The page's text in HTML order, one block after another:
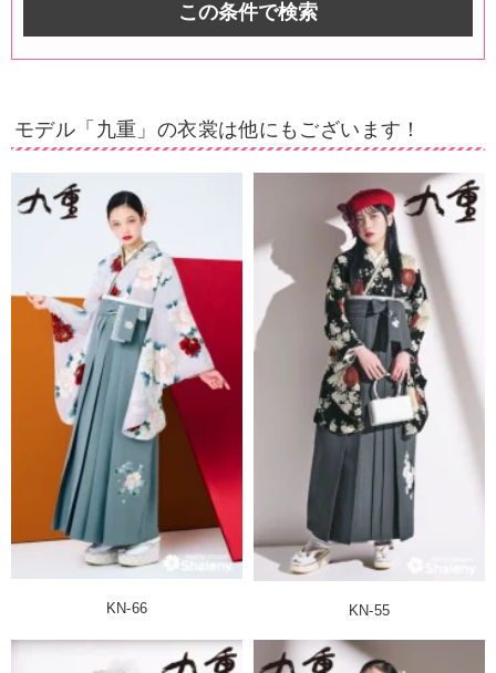
この条件で検索
モデル「九重」の衣裳は他にもございます！
KN-66 KN-55